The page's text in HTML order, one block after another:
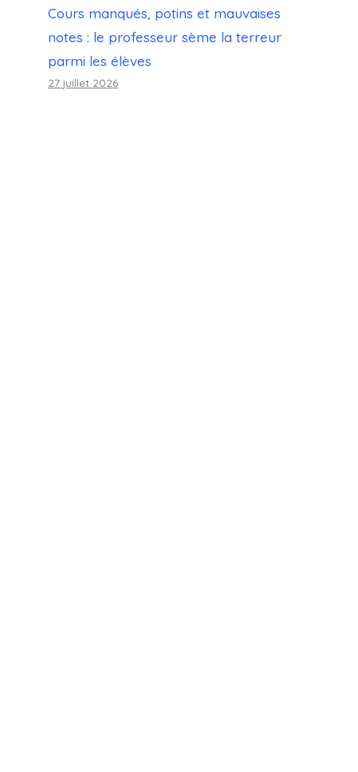
Cours manqués, potins et mauvaises
notes : le professeur sème la terreur
parmi les élèves
27 juillet 2026